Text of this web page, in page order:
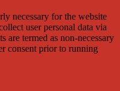
necessary for the website
user personal data via
are termed as non-necessary
consent prior to running